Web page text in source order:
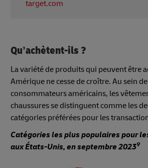
target.com
Qu’achètent-ils ?
La variété de produits qui peuvent être
Amérique ne cesse de croître. Au sein
consommateurs américains, les
chaussures se distinguent comme les
catégories préférées pour les
Catégories les plus populaires pour
aux États-Unis, en septembre 20239